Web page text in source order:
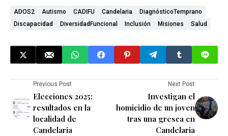
ADOS2 Autismo CADIFU Candelaria
DiagnósticoTemprano
Discapacidad
DiversidadFuncional Inclusión Misiones Salud
Previous Post
Elecciones 2025:
resultados en la
localidad de
Candelaria
Next Post
Investigan el
homicidio de un joven
tras una gresca en
Candelaria